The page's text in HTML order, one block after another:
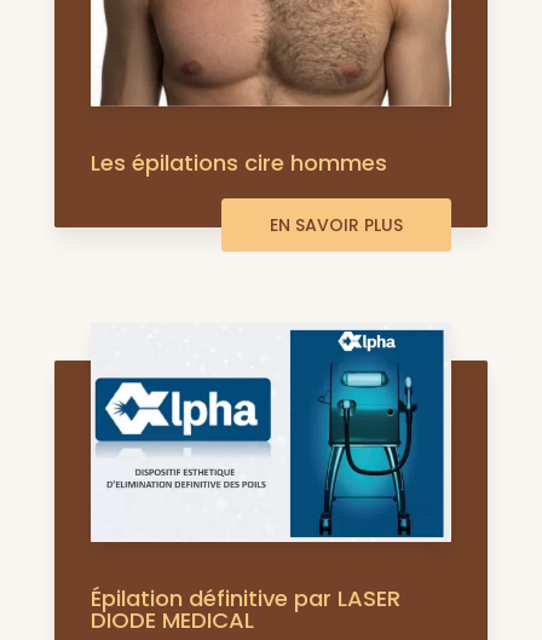
Les épilations cire hommes
EN SAVOIR PLUS
Épilation définitive par LASER
DIODE MEDICAL